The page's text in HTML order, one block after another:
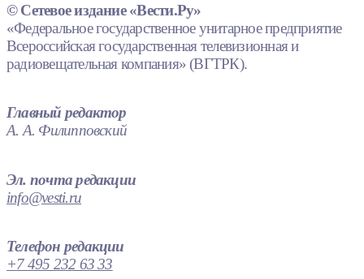
© Сетевое издание «Вести.Ру»
«Федеральное государственное унитарное предприятие
Всероссийская государственная телевизионная и
радиовещательная компания» (ВГТРК).
Главный редактор
А. А. Филипповский
Эл. почта редакции
info@vesti.ru
Телефон редакции
+7 495 232 63 33